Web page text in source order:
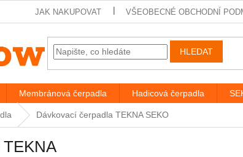
JAK NAKUPOVAT VŠEOBECNÉ OBCHODNÍ
HLEDAT
Membránová čerpadla Hadicová čerpadla
Dávkovací čerpadla TEKNA SEKO